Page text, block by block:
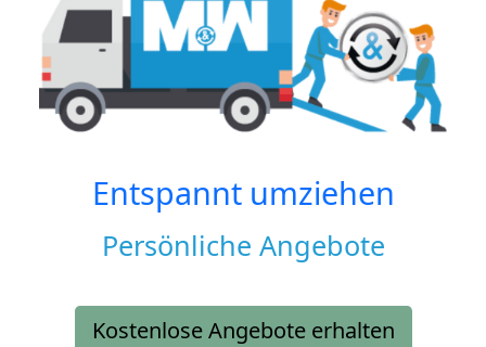
Entspannt umziehen
Persönliche Angebote
Kostenlose Angebote erhalten